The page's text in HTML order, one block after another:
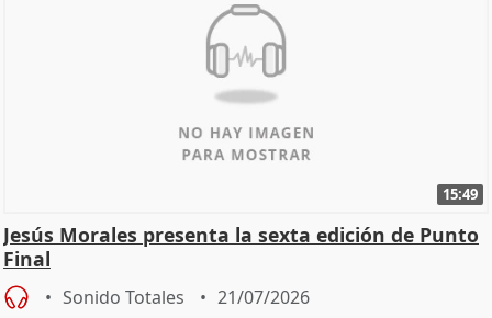
15:49
Jesús Morales presenta la sexta edición de Punto
Final
Sonido Totales 21/07/2026